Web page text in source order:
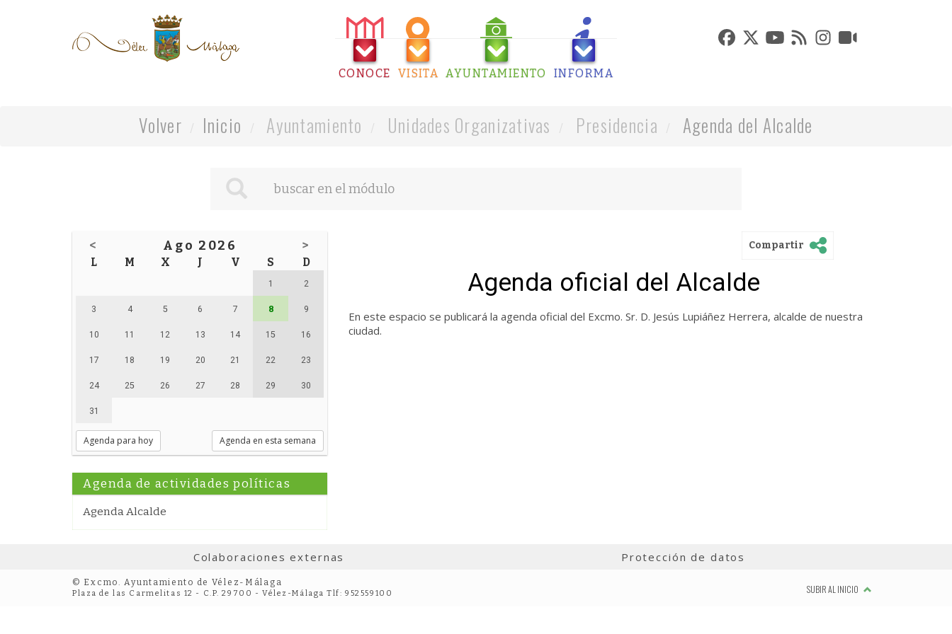
CONOCE VISITA AYUNTAMIENTO INFORMA
Volver Inicio Ayuntamiento Unidades Organizativas Presidencia Agenda del Alcalde
< Ago 2026 >
L M X J V S D
1 2
3 4 5 6 7 8 9
10 11 12 13 14 15 16
17 18 19 20 21 22 23
24 25 26 27 28 29 30
31
Agenda para hoy Agenda en esta semana
Agenda de actividades políticas
Agenda Alcalde
Compartir
Agenda oficial del Alcalde
En este espacio se publicará la agenda oficial del Excmo. Sr. D. Jesús Lupiáñez Herrera, alcalde de nuestra
ciudad.
Colaboraciones externas Protección de datos
© Excmo. Ayuntamiento de Vélez-Málaga
Plaza de las Carmelitas 12 - C.P. 29700 - Vélez-Málaga Tlf: 952559100 SUBIR AL INICIO